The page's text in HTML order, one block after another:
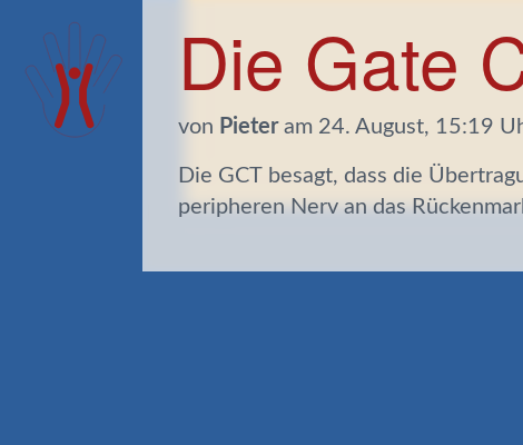
Die Gate
von Pieteram 24. August, 15:19
Die GCT besagt, dass die
peripheren Nerv an das
sowohl Neuronen im